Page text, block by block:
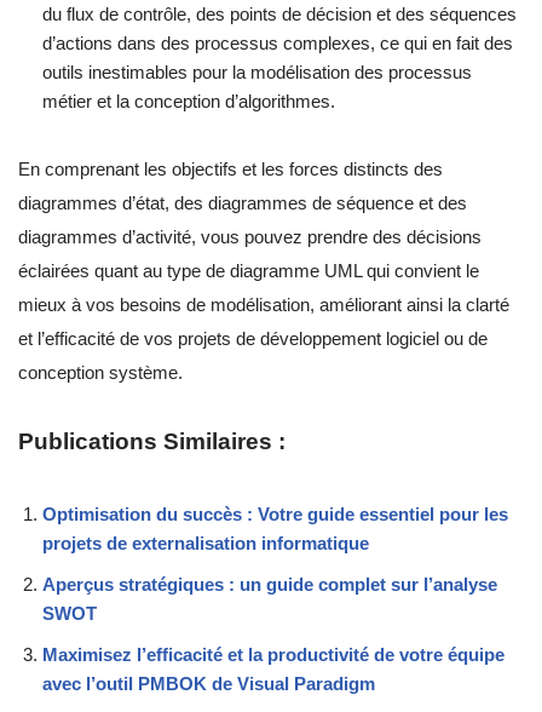
du flux de contrôle, des points de décision et des séquences
d’actions dans des processus complexes, ce qui en fait des
outils inestimables pour la modélisation des processus
métier et la conception d’algorithmes.
En comprenant les objectifs et les forces distincts des
diagrammes d’état, des diagrammes de séquence et des
diagrammes d’activité, vous pouvez prendre des décisions
éclairées quant au type de diagramme UML qui convient le
mieux à vos besoins de modélisation, améliorant ainsi la clarté
et l’efficacité de vos projets de développement logiciel ou de
conception système.
Publications Similaires :
Optimisation du succès : Votre guide essentiel pour les
projets de externalisation informatique
Aperçus stratégiques : un guide complet sur l’analyse
SWOT
Maximisez l’efficacité et la productivité de votre équipe
avec l’outil PMBOK de Visual Paradigm